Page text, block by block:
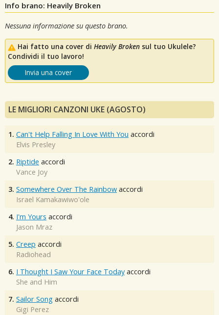
Info brano: Heavily Broken
Nessuna informazione su questo brano.
Hai fatto una cover di Heavily Broken sul tuo Ukulele?
Condividi il tuo lavoro!
Invia una cover
LE MIGLIORI CANZONI UKE (AGOSTO)
1. Can't Help Falling In Love With You accordi
Elvis Presley
2. Riptide accordi
Vance Joy
3. Somewhere Over The Rainbow accordi
Israel Kamakawiwo'ole
4. I'm Yours accordi
Jason Mraz
5. Creep accordi
Radiohead
6. I Thought I Saw Your Face Today accordi
She and Him
7. Sailor Song accordi
Gigi Perez